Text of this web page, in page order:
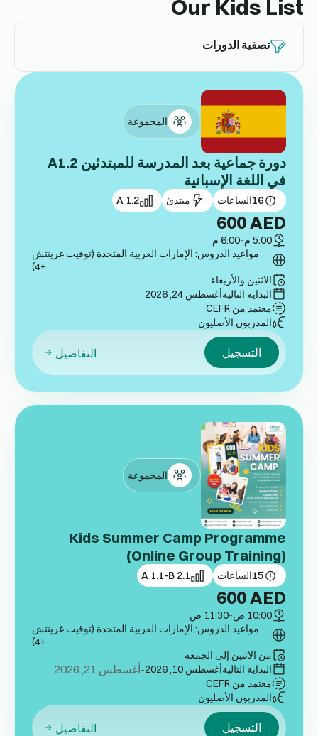
Our Kids List
تصفية الدورات
المجموعة
دورة جماعية بعد المدرسة للمبتدئين A1.2
في اللغة الإسبانية
16الساعات مبتدئ A 1.2
600AED
5:00 م -6:00 م
مواعيد الدروس: الإمارات العربية المتحدة (توقيت غرينتش
+4)
الاثنين والأربعاء
البداية التاليةأغسطس 24, 2026
معتمد من CEFR
المدربون الأصليون
التسجيل التفاصيل
المجموعة
Kids Summer Camp Programme
(Online Group Training)
15الساعات A 1.1-B 2.1
600AED
10:00 ص -11:30 ص
مواعيد الدروس: الإمارات العربية المتحدة (توقيت غرينتش
+4)
من الاثنين إلى الجمعة
البداية التاليةأغسطس 10, 2026 -أغسطس 21, 2026
معتمد من CEFR
المدربون الأصليون
التسجيل التفاصيل